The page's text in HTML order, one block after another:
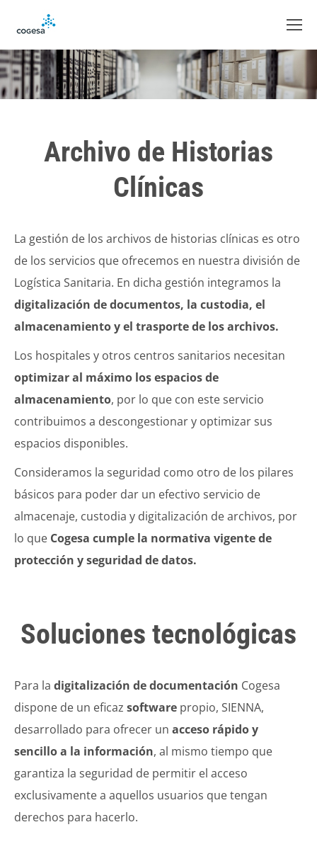
Archivo de Historias
Clínicas
La gestión de los archivos de historias clínicas es otro
de los servicios que ofrecemos en nuestra división de
Logística Sanitaria. En dicha gestión integramos la
digitalización de documentos, la custodia, el
almacenamiento y el trasporte de los archivos.
Los hospitales y otros centros sanitarios necesitan
optimizar al máximo los espacios de
almacenamiento, por lo que con este servicio
contribuimos a descongestionar y optimizar sus
espacios disponibles.
Consideramos la seguridad como otro de los pilares
básicos para poder dar un efectivo servicio de
almacenaje, custodia y digitalización de archivos, por
lo que Cogesa cumple la normativa vigente de
protección y seguridad de datos.
Soluciones tecnológicas
Para la digitalización de documentación Cogesa
dispone de un eficaz software propio, SIENNA,
desarrollado para ofrecer un acceso rápido y
sencillo a la información, al mismo tiempo que
garantiza la seguridad de permitir el acceso
exclusivamente a aquellos usuarios que tengan
derechos para hacerlo.